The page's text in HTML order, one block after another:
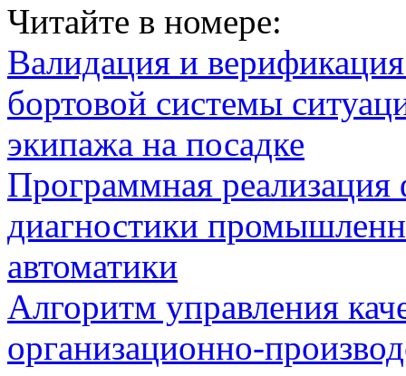
Читайте в номере:
Валидация и
бортовой системы
экипажа на посадке
Программная
диагностики
автоматики
Алгоритм управления
организационно-